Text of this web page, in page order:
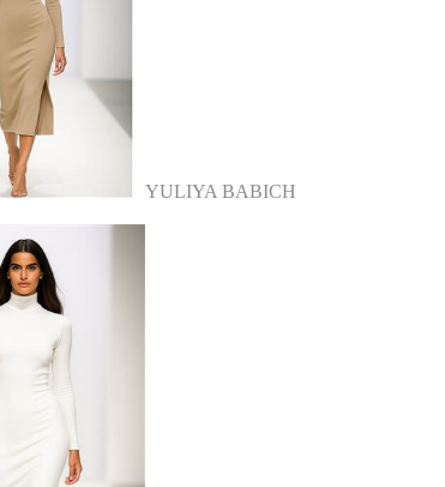
YULIYA BABICH